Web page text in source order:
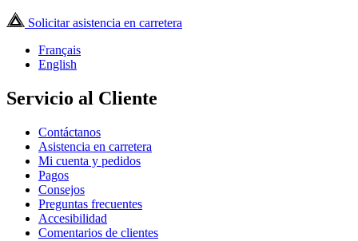
Solicitar asistencia en carretera
Français
English
Servicio al Cliente
Contáctanos
Asistencia en carretera
Mi cuenta y pedidos
Pagos
Consejos
Preguntas frecuentes
Accesibilidad
Comentarios de clientes